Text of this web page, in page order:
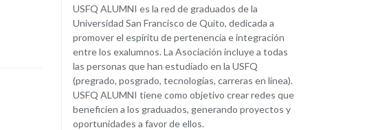
USFQ ALUMNI es la red de graduados de la
Universidad San Francisco de Quito, dedicada a
promover el espíritu de pertenencia e integración
entre los exalumnos. La Asociación incluye a todas
las personas que han estudiado en la USFQ
(pregrado, posgrado, tecnologías, carreras en línea).
USFQ ALUMNI tiene como objetivo crear redes que
beneficien a los graduados, generando proyectos y
oportunidades a favor de ellos.